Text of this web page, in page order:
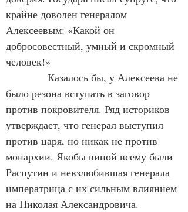
крайне доволен генералом
Алексеевым: «Какой он
добросовестный, умный и скромный
человек!»
Казалось бы, у Алексеева не
было резона вступать в заговор
против покровителя. Ряд историков
утверждает, что генерал выступил
против царя, но никак не против
монархии. Якобы виной всему были
Распутин и невзлюбившая генерала
императрица с их сильным влиянием
на Николая Александровича.